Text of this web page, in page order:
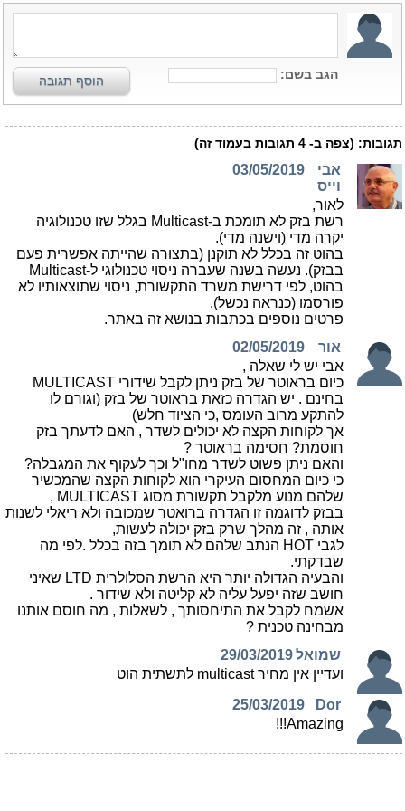
הגב בשם: הוסף תגובה
תגובות: (צפה ב- 4 תגובות בעמוד זה)
אבי
וייס
03/05/2019
לאור,
רשת בזק לא תומכת ב-Multicast בגלל שזו טכנולוגיה
יקרה מדי (וישנה מדי).
בהוט זה בכלל לא תוקנן (בתצורה שהייתה אפשרית פעם
בבזק). נעשה בשנה שעברה ניסוי טכנולוגי ל-Multicast
בהוט, לפי דרישת משרד התקשורת, ניסוי שתוצאותיו לא
פורסמו (כנראה נכשל).
פרטים נוספים בכתבות בנושא זה באתר.
אור
02/05/2019
אבי יש לי שאלה ,
כיום בראוטר של בזק ניתן לקבל שידורי MULTICAST
בחינם . יש הגדרה כזאת בראוטר של בזק (וגורם לו
להתקע מרוב העומס ,כי הציוד חלש)
אך לקוחות הקצה לא יכולים לשדר , האם לדעתך בזק
חוסמת? חסימה בראוטר ?
והאם ניתן פשוט לשדר מחו"ל וכך לעקוף את המגבלה?
כי כיום המחסום העיקרי הוא לקוחות הקצה שהמכשיר
שלהם מנוע מלקבל תקשורת מסוג MULTICAST ,
בבזק לדוגמה זו הגדרה ברואטר שמכובה ולא ריאלי לשנות
אותה , זה מהלך שרק בזק יכולה לעשות,
לגבי HOT הנתב שלהם לא תומך בזה בכלל .לפי מה
שבדקתי.
והבעיה הגדולה יותר היא הרשת הסלולרית LTD שאיני
חושב שזה יפעל עליה לא קליטה ולא שידור .
אשמח לקבל את התיחסותך , לשאלות , מה חוסם אותנו
מבחינה טכנית ?
שמואל29/03/2019
ועדיין אין מחיר multicast לתשתית הוט
Dor
25/03/2019
Amazing!!!